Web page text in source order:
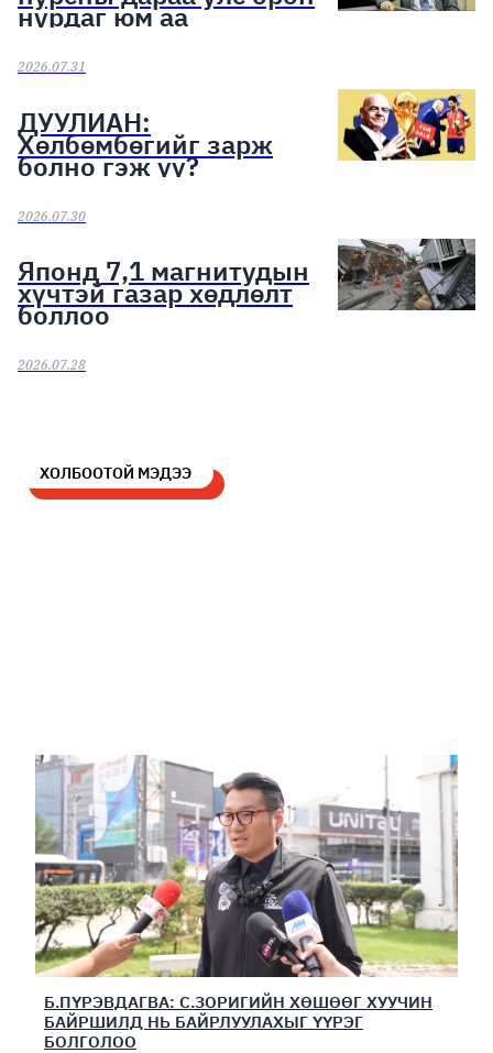
нурдаг юм аа
2026.07.31
ДУУЛИАН:
Хөлбөмбөгийг зарж
болно гэж үү?
2026.07.30
Японд 7,1 магнитудын
хүчтэй газар хөдлөлт
боллоо
2026.07.28
ХОЛБООТОЙ МЭДЭЭ
Б.ПҮРЭВДАГВА: С.ЗОРИГИЙН ХӨШӨӨГ ХУУЧИН
БАЙРШИЛД НЬ БАЙРЛУУЛАХЫГ ҮҮРЭГ
БОЛГОЛОО